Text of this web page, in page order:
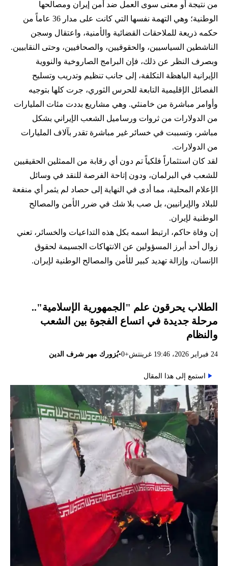
من نتيجة أو معنى سوى العمل ضد أمن إيران ومصالحها
الوطنية؛ وهي التهمة نفسها التي كانت على مدار 36 عاماً من
حكمه ذريعة للملاحقات القضائية والأمنية، واعتقال وسجن
الناشطين السياسيين، والحقوقيين، والصحافيين، وحتى النقابيين.
وبصرف النظر عن ذلك، فإن البرامج الصاروخية والنووية
الإيرانية الباهظة التكلفة، إلى جانب تنظيم وتدريب وتسليح
الفصائل الإقليمية التابعة للحرس الثوري، جرت كلها بتوجيه
وأوامر مباشرة من خامنئي. وهي مشاريع بددت مئات المليارات
من الدولارات من ثروات ورساميل الشعب الإيراني بشكل
مباشر، وتسببت في خسائر غير مباشرة تقدر بآلاف المليارات
من الدولارات.
لقد كان استثماراً فلكياً تم دون أي رقابة من الممثلين الحقيقيين
للشعب في البرلمان، ودون إتاحة الفرصة للنقد في وسائل
الإعلام المحلية، مما أدى في النهاية إلى حصاد لم يثمر أي منفعة
للبلاد والإيرانيين، بل صب بلا شك في ضرر الأمن والمصالح
الوطنية لإيران.
إن وفاة حاكم، ارتبط اسمه بكل هذه التداعيات والخسائر، تعني
زوال أحد أبرز المسؤولين عن الانتهاكات الجسيمة لحقوق
الإنسان، وإزالة تهديد كبير للأمن والمصالح الوطنية لإيران.
الطلاب يحرقون علم "الجمهورية الإسلامية"..
مرحلة جديدة في اتساع الفجوة بين الشعب
والنظام
24 فبراير 2026، 19:46 غرينتش+0 •بُزورك مهر شرف الدين
استمع إلى هذا المقال